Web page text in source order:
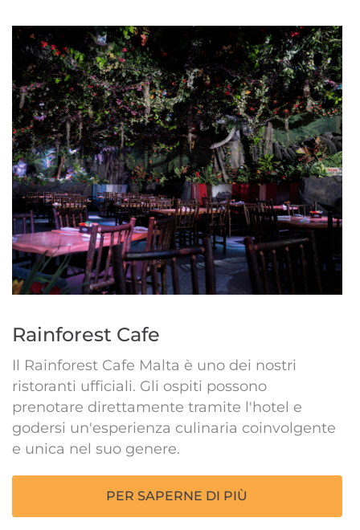
Rainforest Cafe
Il Rainforest Cafe Malta è uno dei nostri
ristoranti ufficiali. Gli ospiti possono
prenotare direttamente tramite l'hotel e
godersi un'esperienza culinaria coinvolgente
e unica nel suo genere.
PER SAPERNE DI PIÙ